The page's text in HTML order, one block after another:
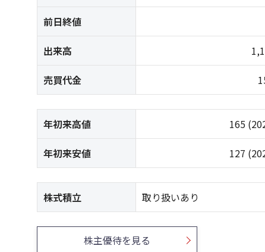
前日終値
出来高
売買代金
年初来高値 165
年初来安値 127
株式積立 取り扱いあり
株主優待を見る